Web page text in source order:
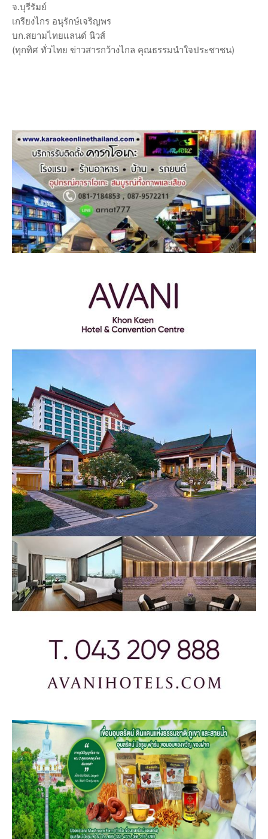
จ.บุรีรัมย์
เกรียงไกร อนุรักษ์เจริญพร
บก.สยามไทยแลนด์ นิวส์
(ทุกทิศ ทั่วไทย ข่าวสารกว้างไกล คุณธรรมนำใจประชาชน)